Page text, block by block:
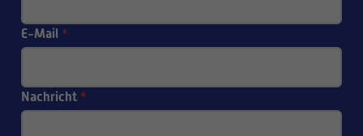
E-Mail *
Nachricht *